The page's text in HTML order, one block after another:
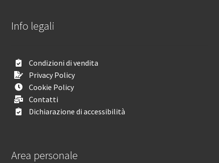
Info legali
Condizioni di vendita
Privacy Policy
Cookie Policy
Contatti
Dichiarazione di accessibilità
Area personale